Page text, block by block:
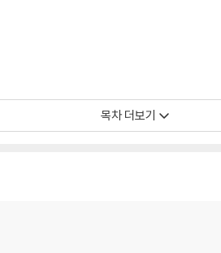
새버섯 / 꽃송이버섯 / 맛비늘버섯 / 노루
랑싸리버섯 / 방망이싸리버섯 / 뽕나무버섯
목차 더보기